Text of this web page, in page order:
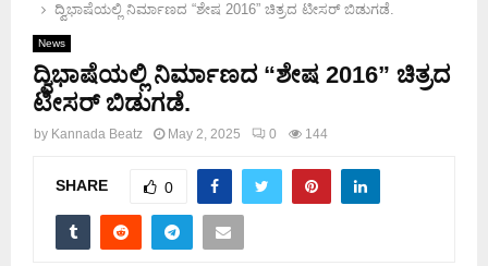
ದ್ವಿಭಾಷೆಯಲ್ಲಿ ನಿರ್ಮಾಣದ “ಶೇಷ 2016” ಚಿತ್ರದ ಟೀಸರ್ ಬಿಡುಗಡೆ.
News
ದ್ವಿಭಾಷೆಯಲ್ಲಿ ನಿರ್ಮಾಣದ “ಶೇಷ 2016” ಚಿತ್ರದ
ಟೀಸರ್ ಬಿಡುಗಡೆ.
by Kannada Beatz May 2, 2025 0 144
SHARE 0